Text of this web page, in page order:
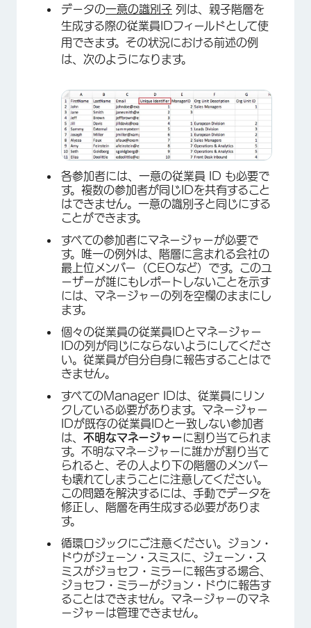
×
データの一意の識別子 列は、親子階層を
生成する際の従業員IDフィールドとして使
用できます。その状況における前述の例
は、次のようになります。
各参加者には、一意の従業員 ID も必要で
す。複数の参加者が同じIDを共有すること
はできません。一意の識別子と同じにする
ことができます。
すべての参加者にマネージャーが必要で
す。唯一の例外は、階層に含まれる会社の
最上位メンバー（CEOなど）です。このユ
ーザーが誰にもレポートしないことを示す
には、マネージャーの列を空欄のままにし
ます。
個々の従業員の従業員IDとマネージャー
IDの列が同じにならないようにしてくださ
い。従業員が自分自身に報告することはで
きません。
すべてのManager IDは、従業員にリン
クしている必要があります。マネージャー
IDが既存の従業員IDと一致しない参加者
は、 不明なマネージャーに割り当てられま
す。不明なマネージャーに誰かが割り当て
られると、その人より下の階層のメンバー
も壊れてしまうことに注意してください。
この問題を解決するには、手動でデータを
修正し、階層を再生成する必要がありま
す。
循環ロジックにご注意ください。ジョン・
ドウがジェーン・スミスに、ジェーン・ス
ミスがジョセフ・ミラーに報告する場合、
ジョセフ・ミラーがジョン・ドウに報告す
ることはできません。マネージャーのマネ
ージャーは管理できません。